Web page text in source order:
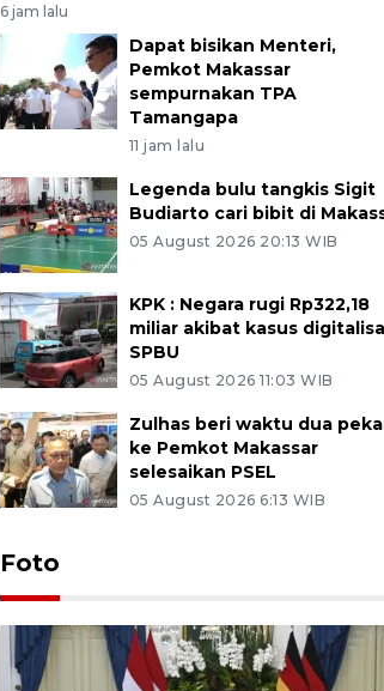
6 jam lalu
Dapat bisikan Menteri,
Pemkot Makassar
sempurnakan TPA
Tamangapa
11 jam lalu
Legenda bulu tangkis Sigit
Budiarto cari bibit di
05 August 2026 20:13 WIB
KPK : Negara rugi Rp322,18
miliar akibat kasus
SPBU
05 August 2026 11:03 WIB
Zulhas beri waktu dua
ke Pemkot Makassar
selesaikan PSEL
05 August 2026 6:13 WIB
Foto